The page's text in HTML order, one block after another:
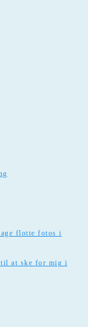
flotte fotos i
at ske for mig i